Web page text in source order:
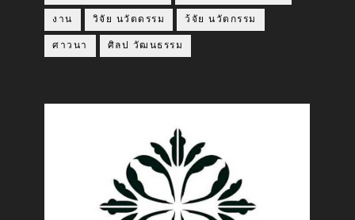
งาน วิจัย นวัตดรรม ว้จัย นวัตกรรม
ศาวนา ศิลป วัฒนธรรม